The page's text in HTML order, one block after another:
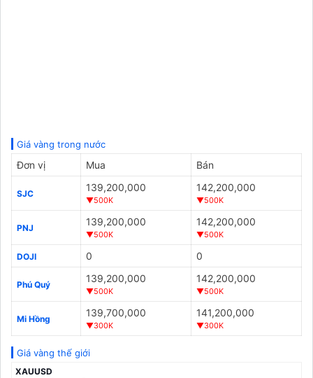
Giá vàng trong nước
Đơn vị Mua Bán
SJC
139,200,000
▼500K
142,200,000
▼500K
PNJ
139,200,000
▼500K
142,200,000
▼500K
DOJI 0 0
Phú Quý
139,200,000
▼500K
142,200,000
▼500K
Mi Hồng
139,700,000
▼300K
141,200,000
▼300K
Giá vàng thế giới
XAUUSD